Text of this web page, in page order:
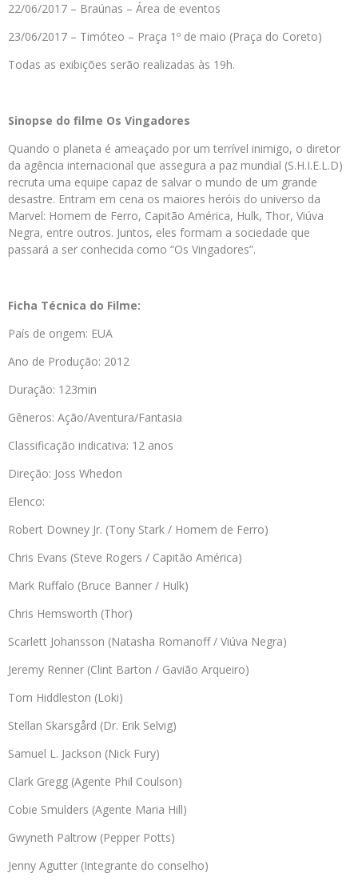
22/06/2017 – Braúnas – Área de eventos
23/06/2017 – Timóteo – Praça 1º de maio (Praça do Coreto)
Todas as exibições serão realizadas às 19h.
Sinopse do filme Os Vingadores
Quando o planeta é ameaçado por um terrível inimigo, o diretor
da agência internacional que assegura a paz mundial (S.H.I.E.L.D)
recruta uma equipe capaz de salvar o mundo de um grande
desastre. Entram em cena os maiores heróis do universo da
Marvel: Homem de Ferro, Capitão América, Hulk, Thor, Viúva
Negra, entre outros. Juntos, eles formam a sociedade que
passará a ser conhecida como “Os Vingadores”.
Ficha Técnica do Filme:
País de origem: EUA
Ano de Produção: 2012
Duração: 123min
Gêneros: Ação/Aventura/Fantasia
Classificação indicativa: 12 anos
Direção: Joss Whedon
Elenco:
Robert Downey Jr. (Tony Stark / Homem de Ferro)
Chris Evans (Steve Rogers / Capitão América)
Mark Ruffalo (Bruce Banner / Hulk)
Chris Hemsworth (Thor)
Scarlett Johansson (Natasha Romanoff / Viúva Negra)
Jeremy Renner (Clint Barton / Gavião Arqueiro)
Tom Hiddleston (Loki)
Stellan Skarsgård (Dr. Erik Selvig)
Samuel L. Jackson (Nick Fury)
Clark Gregg (Agente Phil Coulson)
Cobie Smulders (Agente Maria Hill)
Gwyneth Paltrow (Pepper Potts)
Jenny Agutter (Integrante do conselho)